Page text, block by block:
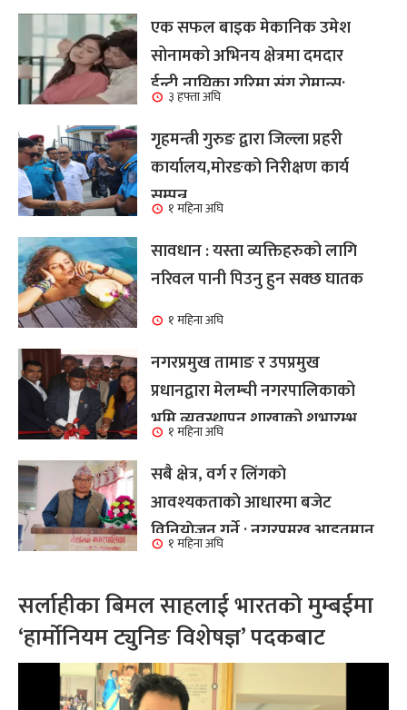
एक सफल बाइक मेकानिक उमेश
सोनामको अभिनय क्षेत्रमा दमदार
ईन्ट्री,नायिका गरिमा संग रोमान्स:
हेर्नुहोस भिडियो ।
३ हफ्ता अघि
गृहमन्त्री गुरुङ द्वारा जिल्ला प्रहरी
कार्यालय,मोरङको निरीक्षण कार्य
सम्पन्न१ महिना अघि
सावधान : यस्ता व्यक्तिहरुको लागि
नरिवल पानी पिउनु हुन सक्छ घातक
१ महिना अघि
नगरप्रमुख तामाङ र उपप्रमुख
प्रधानद्वारा मेलम्ची नगरपालिकाको
भूमि व्यवस्थापन शाखाको शुभारम्भ
कार्य सम्पन्न
१ महिना अघि
सबै क्षेत्र, वर्ग र लिंगकाे
आवश्यकताकाे आधारमा बजेट
विनियाेजन गर्ने : नगरप्रमुख आइतमान
तामाङ
१ महिना अघि
सर्लाहीका बिमल साहलाई भारतको मुम्बईमा
‘हार्मोनियम ट्युनिङ विशेषज्ञ’ पदकबाट
सम्मानित